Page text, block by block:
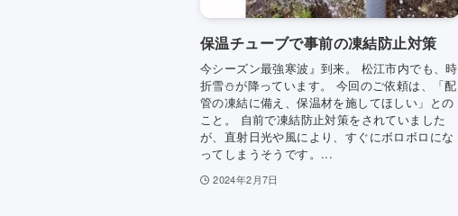
保温チューブで事前の凍結防止対策
今シーズン最強寒波』到来。 松江市内でも、時
折雪⛄が降っています。 今回のご依頼は、「配
管の凍結に備え、保温材を施してほしい」との
こと。 自前で凍結防止対策をされていました
が、直射日光や風により、すぐにボロボロにな
ってしまうそうです。...
2024年2月7日